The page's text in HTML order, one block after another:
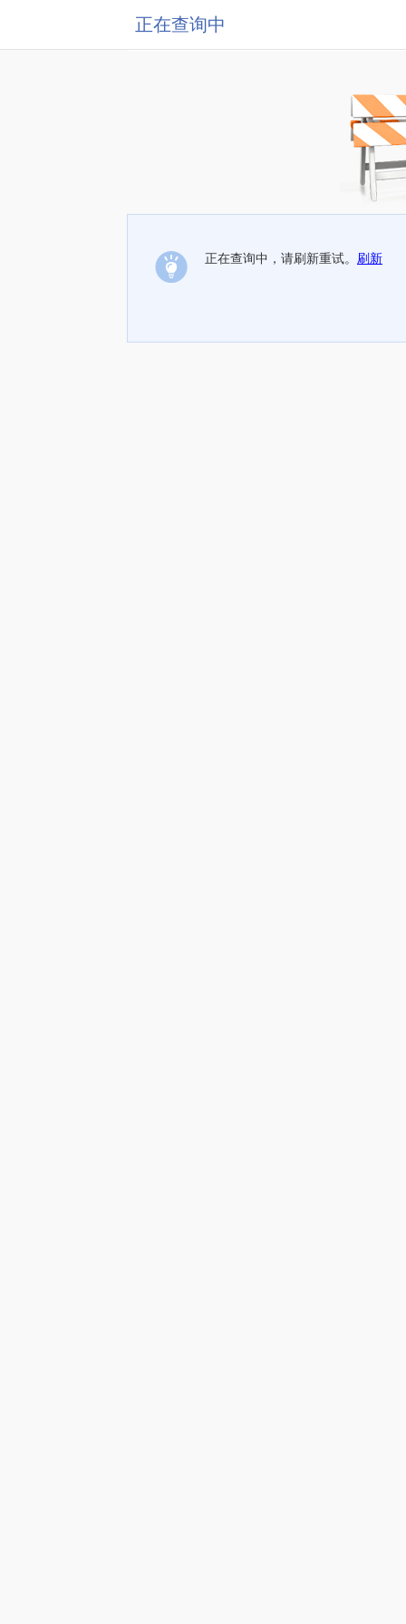
正在查询中
正在查询中，请刷新重试。 刷新